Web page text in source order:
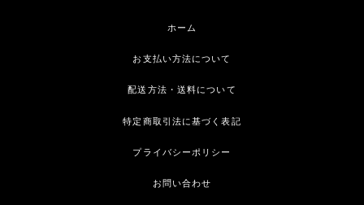
ホーム
お支払い方法について
配送方法・送料について
特定商取引法に基づく表記
プライバシーポリシー
お問い合わせ